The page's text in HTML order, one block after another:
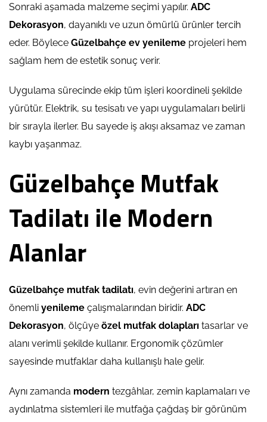
Sonraki aşamada malzeme seçimi yapılır. ADC
Dekorasyon, dayanıklı ve uzun ömürlü ürünler tercih
eder. Böylece Güzelbahçe ev yenileme projeleri hem
sağlam hem de estetik sonuç verir.
Uygulama sürecinde ekip tüm işleri koordineli şekilde
yürütür. Elektrik, su tesisatı ve yapı uygulamaları belirli
bir sırayla ilerler. Bu sayede iş akışı aksamaz ve zaman
kaybı yaşanmaz.
Güzelbahçe Mutfak
Tadilatı ile Modern
Alanlar
Güzelbahçe mutfak tadilatı, evin değerini artıran en
önemli yenileme çalışmalarından biridir. ADC
Dekorasyon, ölçüye özel mutfak dolapları tasarlar ve
alanı verimli şekilde kullanır. Ergonomik çözümler
sayesinde mutfaklar daha kullanışlı hale gelir.
Aynı zamanda modern tezgâhlar, zemin kaplamaları ve
aydınlatma sistemleri ile mutfağa çağdaş bir görünüm